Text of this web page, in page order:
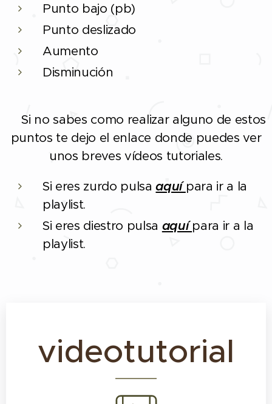
Punto bajo (pb)
Punto deslizado
Aumento
Disminución
❗Si no sabes como realizar alguno de estos
puntos te dejo el enlace donde puedes ver
unos breves vídeos tutoriales.
Si eres zurdo pulsaaquípara ir a la
playlist.
Si eres diestro pulsa aquípara ir a la
playlist.
videotutorial